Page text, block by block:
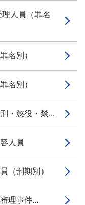
人員（罪名
名別）
名別）
・懲役・禁...
人員
（刑期別）
理事件...